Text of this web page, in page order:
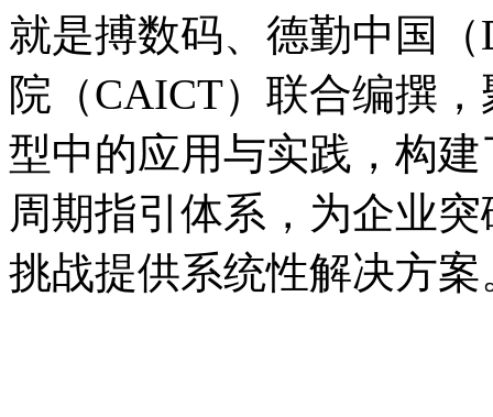
就是搏数码、德勤中
院（CAICT）联合编撰
型中的应用与实践，
周期指引体系，为企业
挑战提供系统性解决方案